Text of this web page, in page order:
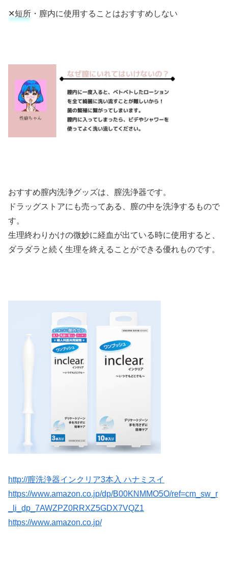
✕短所 ・膣内に使用することはおすすめしない
おすすめ膣内洗浄グッズは、膣洗浄器です。
ドラッグストアにも売ってある、膣の中を洗浄するもので
す。
生理終わりかけの微妙に経血が出ている時に使用すると、
ダラダラと続く生理を終えることができる優れものです。
http://膣洗浄器インクリア3本入 ハナミスイ
https://www.amazon.co.jp/dp/B00KNMMO5O/ref=cm_sw_r
_li_dp_7AWZPZ0RRXZ5GDX7VQZ1
https://www.amazon.co.jp/